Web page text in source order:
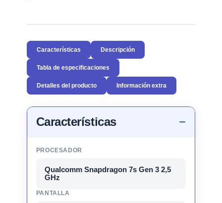
Características Descripción
Tabla de especificaciones
Detalles del producto Información extra
Características
PROCESADOR
Qualcomm Snapdragon 7s Gen 3 2,5
GHz
PANTALLA